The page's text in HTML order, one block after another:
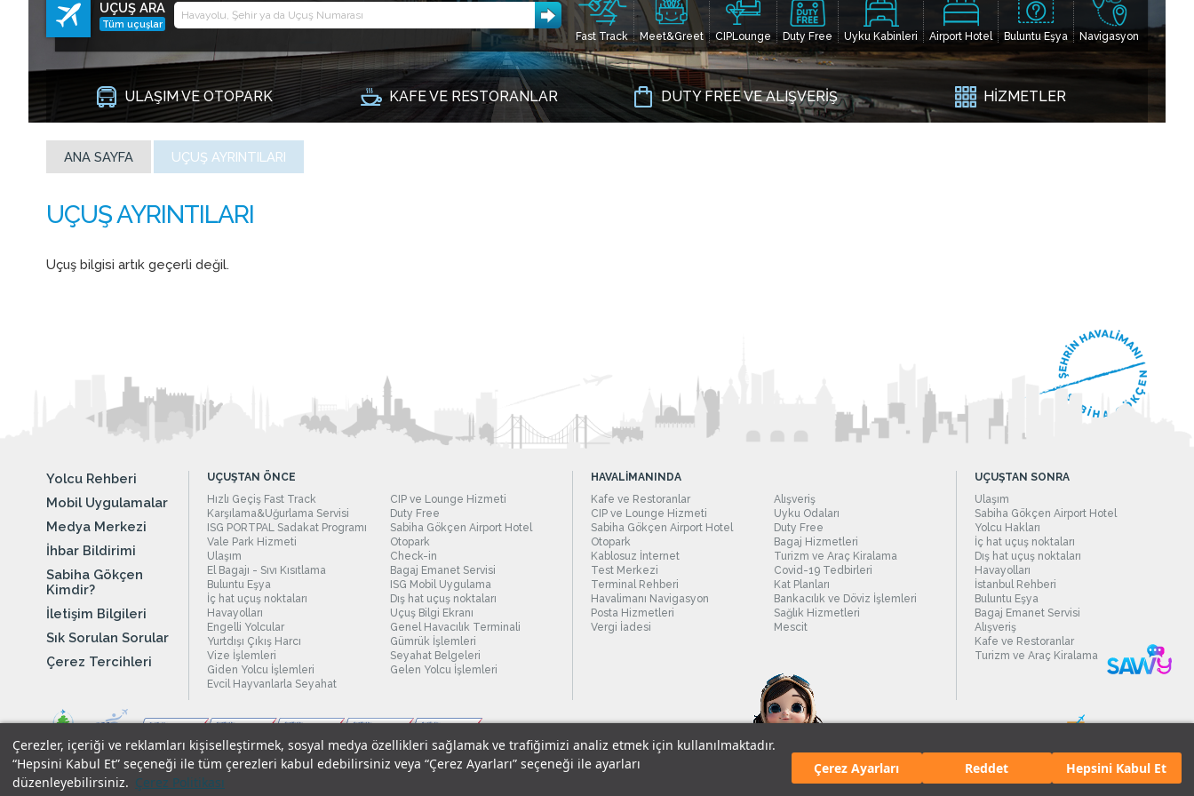
Çerezler, içeriği ve reklamları kişiselleştirmek, sosyal medya özellikleri sağlamak ve trafiğimizi analiz etmek için kullanılmaktadır.
“Hepsini Kabul Et” seçeneği ile tüm çerezleri kabul edebilirsiniz veya “Çerez Ayarları” seçeneği ile ayarları
düzenleyebilirsiniz. Çerez Politikası
Çerez Ayarları Reddet Hepsini Kabul Et
UÇUŞ ARA
Tüm uçuşlar
Fast Track Meet&Greet CIPLounge Duty Free Uyku Kabinleri Airport Hotel Buluntu Eşya Navigasyon
ULAŞIM VE OTOPARK KAFE VE RESTORANLAR DUTY FREE VE ALIŞVERİŞ HİZMETLER
ANA SAYFA UÇUŞ AYRINTILARI
Uçuş bilgisi artık geçerli değil.
Yolcu Rehberi
Mobil Uygulamalar
Medya Merkezi
İhbar Bildirimi
Sabiha Gökçen
Kimdir?
İletişim Bilgileri
Sık Sorulan Sorular
Çerez Tercihleri
UÇUŞTAN ÖNCE
Hızlı Geçiş Fast Track
CIP ve Lounge Hizmeti
Karşılama&Uğurlama Servisi
Duty Free
ISG PORTPAL Sadakat Programı
Sabiha Gökçen Airport Hotel
Vale Park Hizmeti
Otopark
Ulaşım
Check-in
El Bagajı - Sıvı Kısıtlama
Bagaj Emanet Servisi
Buluntu Eşya
ISG Mobil Uygulama
İç hat uçuş noktaları
Dış hat uçuş noktaları
Havayolları
Uçuş Bilgi Ekranı
Engelli Yolcular
Genel Havacılık Terminali
Yurtdışı Çıkış Harcı
Gümrük İşlemleri
Vize İşlemleri
Seyahat Belgeleri
Giden Yolcu İşlemleri
Gelen Yolcu İşlemleri
Evcil Hayvanlarla Seyahat
HAVALİMANINDA
Kafe ve Restoranlar
Alışveriş
CIP ve Lounge Hizmeti
Uyku Odaları
Sabiha Gökçen Airport Hotel
Duty Free
Otopark
Bagaj Hizmetleri
Kablosuz İnternet
Turizm ve Araç Kiralama
Test Merkezi
Covid-19 Tedbirleri
Terminal Rehberi
Kat Planları
Havalimanı Navigasyon
Bankacılık ve Döviz İşlemleri
Posta Hizmetleri
Sağlık Hizmetleri
Vergi İadesi
Mescit
UÇUŞTAN SONRA
Ulaşım
Sabiha Gökçen Airport Hotel
Yolcu Hakları
İç hat uçuş noktaları
Dış hat uçuş noktaları
Havayolları
İstanbul Rehberi
Buluntu Eşya
Bagaj Emanet Servisi
Alışveriş
Kafe ve Restoranlar
Turizm ve Araç Kiralama
Yasal Uyarılar Çerez Politikamız